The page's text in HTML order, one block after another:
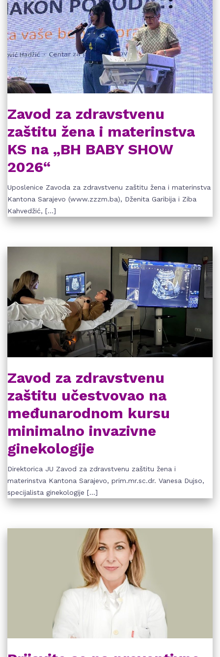
Zavod za zdravstvenu
zaštitu žena i materinstva
KS na „BH BABY SHOW
2026“
Uposlenice Zavoda za zdravstvenu zaštitu žena i materinstva
Kantona Sarajevo (www.zzzm.ba), Dženita Garibija i Ziba
Kahvedžić, […]
Zavod za zdravstvenu
zaštitu učestvovao na
međunarodnom kursu
minimalno invazivne
ginekologije
Direktorica JU Zavod za zdravstvenu zaštitu žena i
materinstva Kantona Sarajevo, prim.mr.sc.dr. Vanesa Dujso,
specijalista ginekologije […]